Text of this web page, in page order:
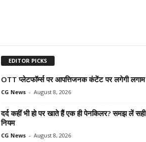
EDITOR PICKS
OTT प्लेटफॉर्म्स पर आपत्तिजनक कंटेंट पर लगेगी लगाम
CG News - August 8, 2026
दर्द कहीं भी हो पर खाते हैं एक ही पेनकिलर? समझ लें सही
नियम
CG News - August 8, 2026